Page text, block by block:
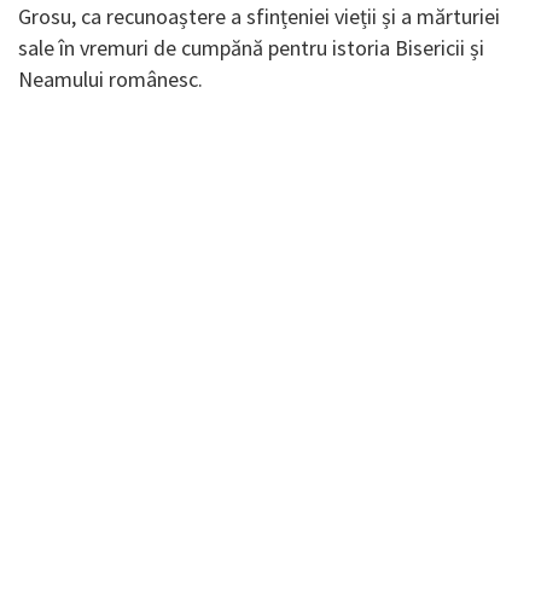
Grosu, ca recunoaștere a sfințeniei vieții și a mărturiei
sale în vremuri de cumpănă pentru istoria Bisericii și
Neamului românesc.